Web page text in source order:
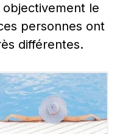
le
personnes ont
différentes.